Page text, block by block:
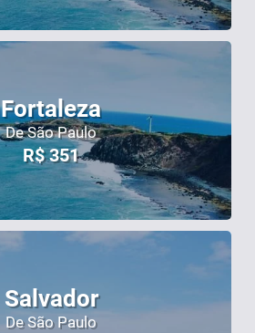
Fortaleza
De São Paulo
R$351
Salvador
De São Paulo